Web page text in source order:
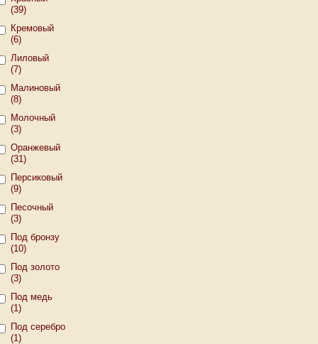
(39)
Кремовый
(6)
Лиловый
(7)
Малиновый
(8)
Молочный
(3)
Оранжевый
(31)
Персиковый
(9)
Песочный
(3)
Под бронзу
(10)
Под золото
(3)
Под медь
(1)
Под серебро
(1)